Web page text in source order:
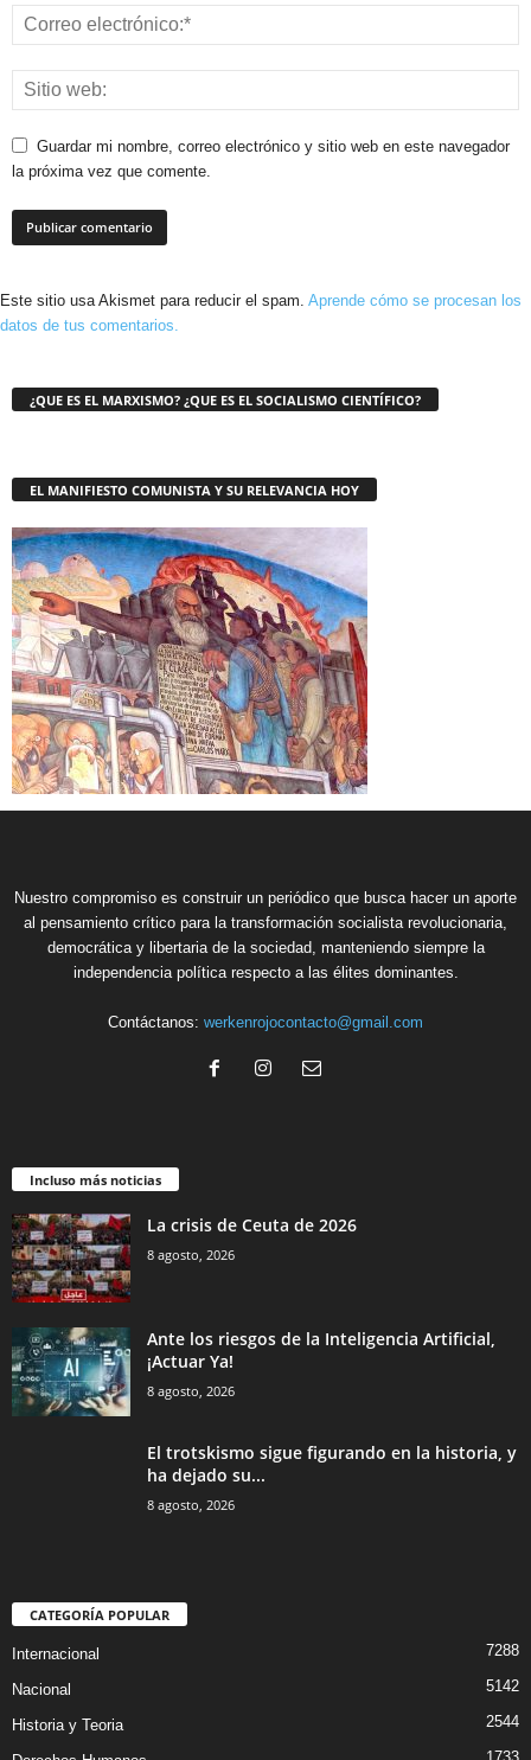
Guardar mi nombre, correo electrónico y sitio web en este navegador
la próxima vez que comente.
Este sitio usa Akismet para reducir el spam. Aprende cómo se procesan los
datos de tus comentarios.
¿QUE ES EL MARXISMO? ¿QUE ES EL SOCIALISMO CIENTÍFICO?
EL MANIFIESTO COMUNISTA Y SU RELEVANCIA HOY
Nuestro compromiso es construir un periódico que busca hacer un aporte
al pensamiento crítico para la transformación socialista revolucionaria,
democrática y libertaria de la sociedad, manteniendo siempre la
independencia política respecto a las élites dominantes.
Contáctanos: werkenrojocontacto@gmail.com
Incluso más noticias
La crisis de Ceuta de 2026
8 agosto, 2026
Ante los riesgos de la Inteligencia Artificial,
¡Actuar Ya!
8 agosto, 2026
El trotskismo sigue figurando en la historia, y
ha dejado su...
8 agosto, 2026
CATEGORÍA POPULAR
Internacional 7288
Nacional 5142
Historia y Teoria 2544